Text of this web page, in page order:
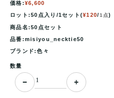
価格:¥6,600
ロット:50点入り/1セット(¥120/1点)
商品名:50点セット
品番:misiyou_necktie50
ブランド:色々
数量